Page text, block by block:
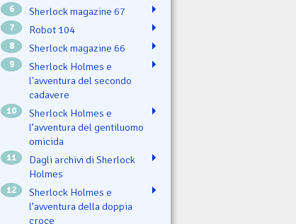
6 Sherlock magazine 67
7 Robot 104
8 Sherlock magazine 66
9
Sherlock Holmes e
l'avventura del secondo
cadavere
10
Sherlock Holmes e
l’avventura del gentiluomo
omicida
11
Dagli archivi di Sherlock
Holmes
12
Sherlock Holmes e
l’avventura della doppia
croce